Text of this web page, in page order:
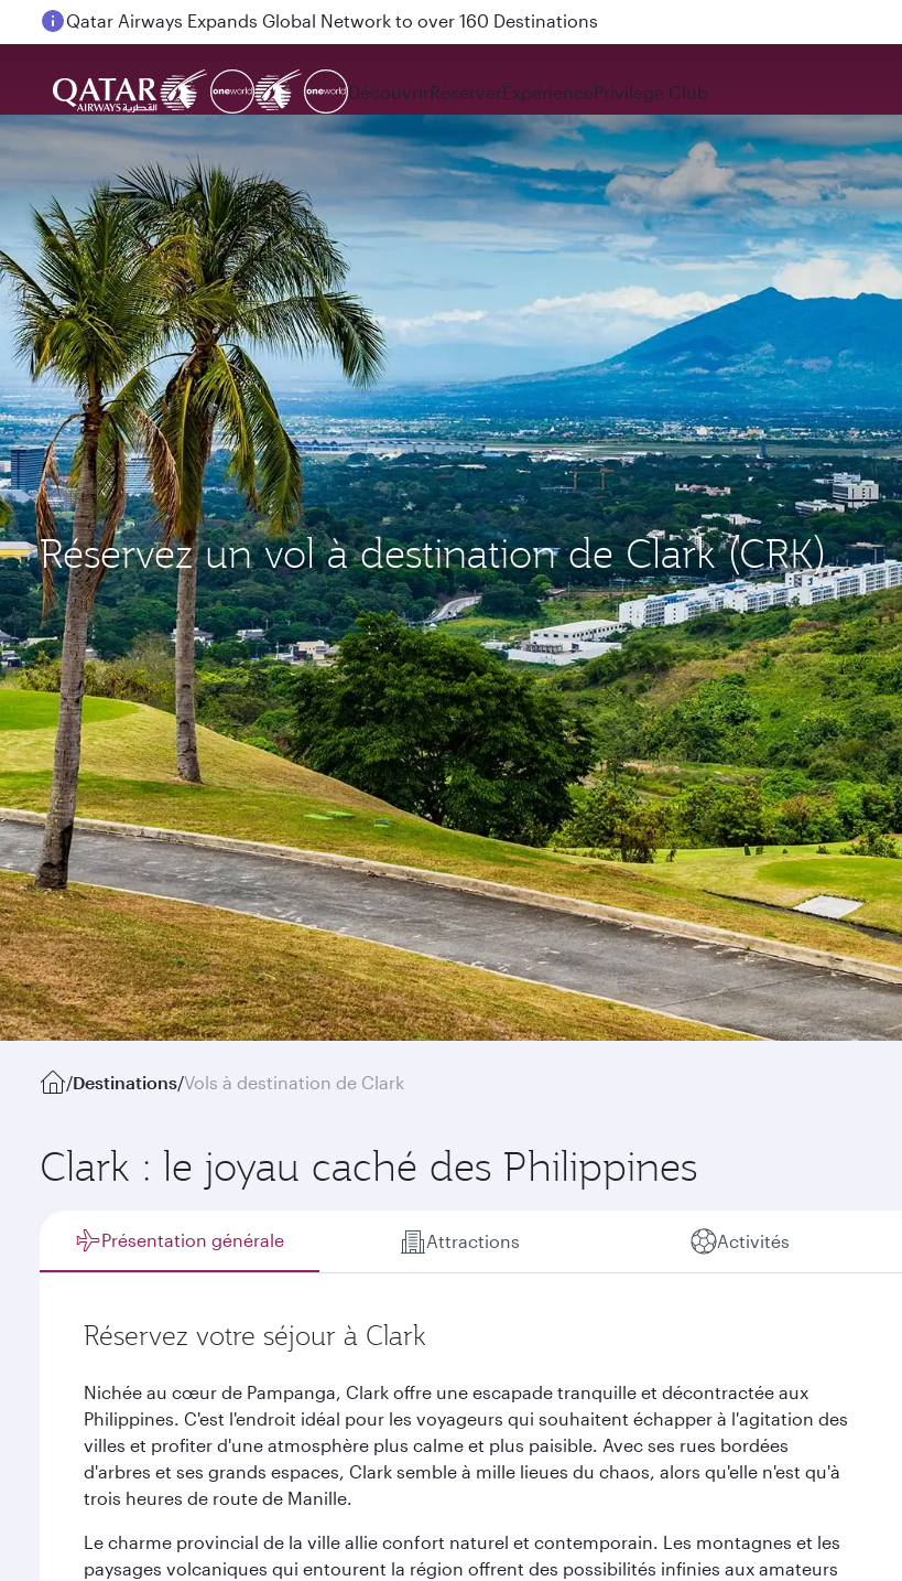
Passengers flying between Doha and Auckland on QR914 and QR915
DécouvrirRéserverExpériencePrivilege Club
Réservez un vol à destination de Clark (CRK)
/Destinations/Vols à destination de Clark
Clark : le joyau caché des Philippines
Présentation générale Attractions Activités
Réservez votre séjour à Clark
Nichée au cœur de Pampanga, Clark offre une escapade tranquille et décontractée aux
Philippines. C'est l'endroit idéal pour les voyageurs qui souhaitent échapper à l'agitation des
villes et profiter d'une atmosphère plus calme et plus paisible. Avec ses rues bordées
d'arbres et ses grands espaces, Clark semble à mille lieues du chaos, alors qu'elle n'est qu'à
trois heures de route de Manille.
Le charme provincial de la ville allie confort naturel et contemporain. Les montagnes et les
paysages volcaniques qui entourent la région offrent des possibilités infinies aux amateurs